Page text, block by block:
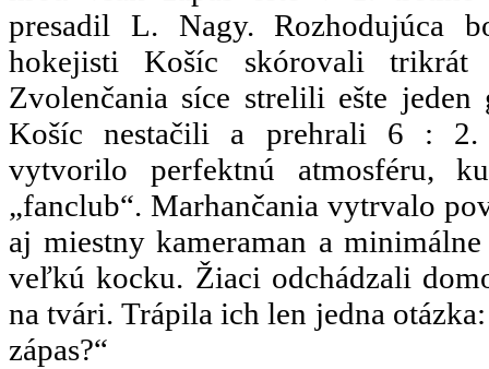
presadil L. Nagy. Rozhodujúca
hokejisti Košíc skórovali
Zvolenčania síce strelili ešte
Košíc nestačili a prehrali 6 : 2.
vytvorilo perfektnú atmosféru,
„fanclub“. Marhančania vytrvalo
aj miestny kameraman a
veľkú kocku. Žiaci odchádzali
na tvári. Trápila ich len jedna
zápas?“